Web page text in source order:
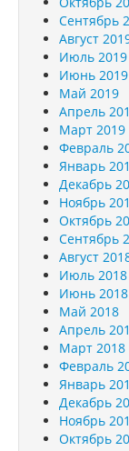
Сентябрь
Август
Июль 2019
Июнь 2019
Май 2019
Апрель
Март 2019
Февраль
Январь
Декабрь
Ноябрь
Октябрь
Сентябрь
Август
Июль 2018
Июнь 2018
Май 2018
Апрель
Март 2018
Февраль
Январь
Декабрь
Ноябрь
Октябрь